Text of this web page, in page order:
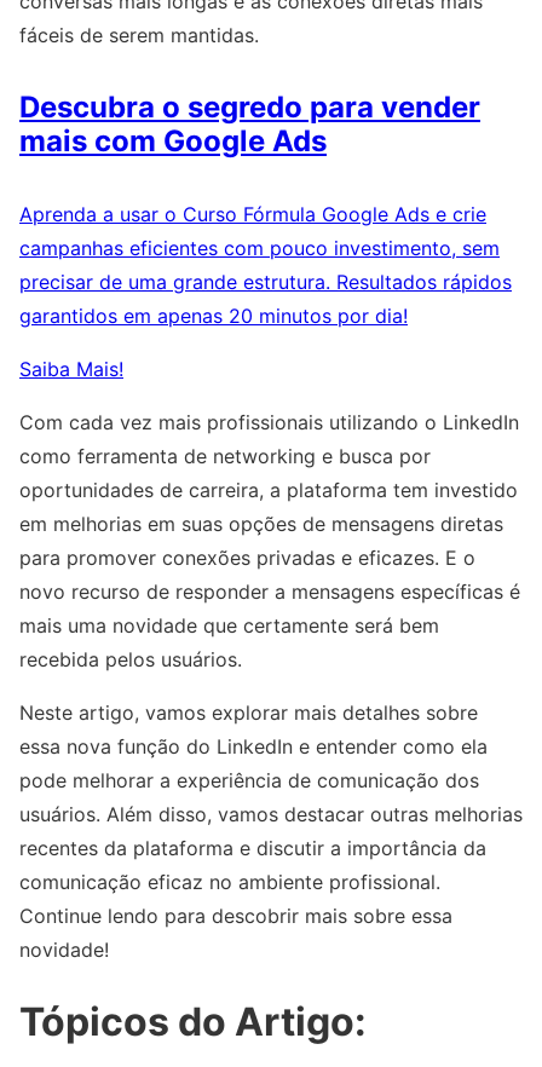
fáceis de serem mantidas.
Descubra o segredo para vender
mais com Google Ads
Aprenda a usar o Curso Fórmula Google Ads e crie
campanhas eficientes com pouco investimento, sem
precisar de uma grande estrutura. Resultados rápidos
garantidos em apenas 20 minutos por dia!
Saiba Mais!
Com cada vez mais profissionais utilizando o LinkedIn
como ferramenta de networking e busca por
oportunidades de carreira, a plataforma tem investido
em melhorias em suas opções de mensagens diretas
para promover conexões privadas e eficazes. E o
novo recurso de responder a mensagens específicas é
mais uma novidade que certamente será bem
recebida pelos usuários.
Neste artigo, vamos explorar mais detalhes sobre
essa nova função do LinkedIn e entender como ela
pode melhorar a experiência de comunicação dos
usuários. Além disso, vamos destacar outras melhorias
recentes da plataforma e discutir a importância da
comunicação eficaz no ambiente profissional.
Continue lendo para descobrir mais sobre essa
novidade!
Tópicos do Artigo: